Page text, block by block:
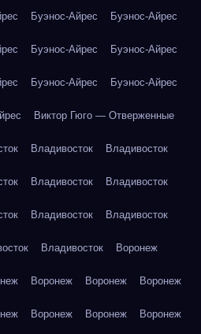
Буэнос-Айрес Буэнос-Айрес
Буэнос-Айрес Буэнос-Айрес
Буэнос-Айрес Буэнос-Айрес
Виктор Гюго — Отверженные
Владивосток Владивосток
Владивосток Владивосток
Владивосток Владивосток
Владивосток Воронеж
Воронеж Воронеж Воронеж
Воронеж Воронеж Воронеж